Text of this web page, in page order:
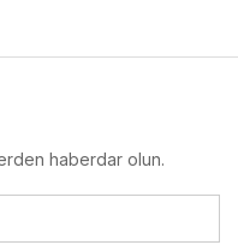
haberdar olun.